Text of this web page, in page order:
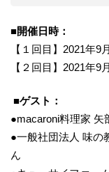
■開催日時：
【１回目】2021年
【２回目】2021年
■ゲスト：
●macaroni料理家 矢
●一般社団法人 味の
ん